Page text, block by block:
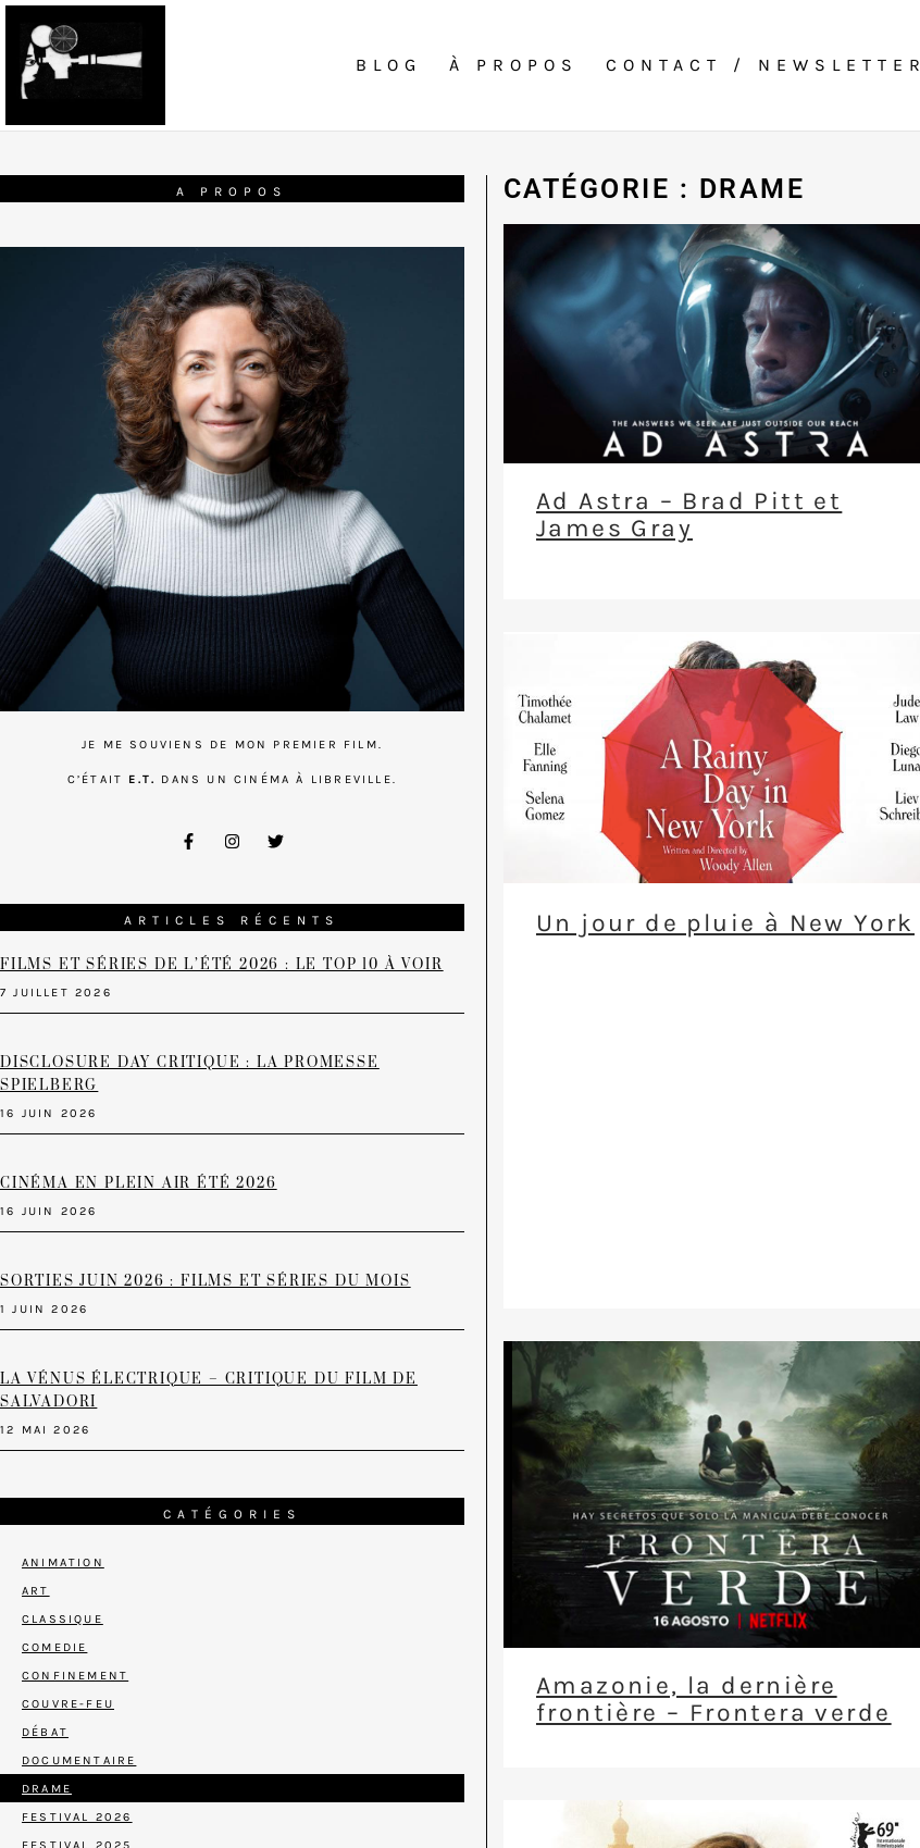
BLOG À PROPOS CONTACT / NEWSLETTER
A PROPOS
JE ME SOUVIENS DE MON PREMIER FILM.
C’ÉTAIT E.T. DANS UN CINÉMA À LIBREVILLE.
ARTICLES RÉCENTS
FILMS ET SÉRIES DE L’ÉTÉ 2026 : LE TOP 10 À VOIR
7 JUILLET 2026
DISCLOSURE DAY CRITIQUE : LA PROMESSE
SPIELBERG
16 JUIN 2026
CINÉMA EN PLEIN AIR ÉTÉ 2026
16 JUIN 2026
SORTIES JUIN 2026 : FILMS ET SÉRIES DU MOIS
1 JUIN 2026
LA VÉNUS ÉLECTRIQUE – CRITIQUE DU FILM DE
SALVADORI
12 MAI 2026
CATÉGORIES
ANIMATION
ART
CLASSIQUE
COMEDIE
CONFINEMENT
COUVRE-FEU
DÉBAT
DOCUMENTAIRE
DRAME
FESTIVAL 2026
FESTIVAL 2025
CATÉGORIE : DRAME
Ad Astra – Brad Pitt et
James Gray
Un jour de pluie à New York
Amazonie, la dernière
frontière – Frontera verde